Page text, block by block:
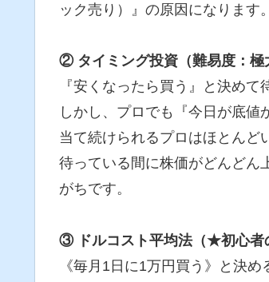
ック売り）』の原因になります。
② タイミング投資（難易度：極
『安くなったら買う』と決めて
しかし、プロでも『今日が底値
当て続けられるプロはほとんど
待っている間に株価がどんどん
がちです。
③ ドルコスト平均法（★初心者
《毎月1日に1万円買う》と決め